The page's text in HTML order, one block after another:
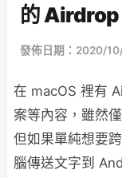
的 Airdrop
發佈日期：2020/
在 macOS 裡有
案等內容，雖然
但如果單純想要
腦傳送文字到